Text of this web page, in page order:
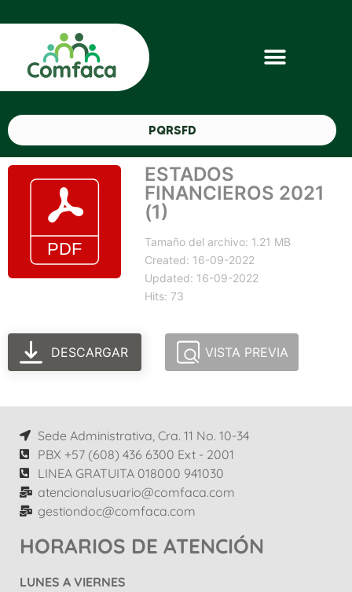
PQRSFD
ESTADOS
FINANCIEROS 2021
(1)
Tamaño del archivo: 1.21 MB
Created: 16-09-2022
Updated: 16-09-2022
Hits: 73
DESCARGAR VISTA PREVIA
Sede Administrativa, Cra. 11 No. 10-34
PBX +57 (608) 436 6300 Ext - 2001
LINEA GRATUITA 018000 941030
atencionalusuario@comfaca.com
gestiondoc@comfaca.com
HORARIOS DE ATENCIÓN
LUNES A VIERNES